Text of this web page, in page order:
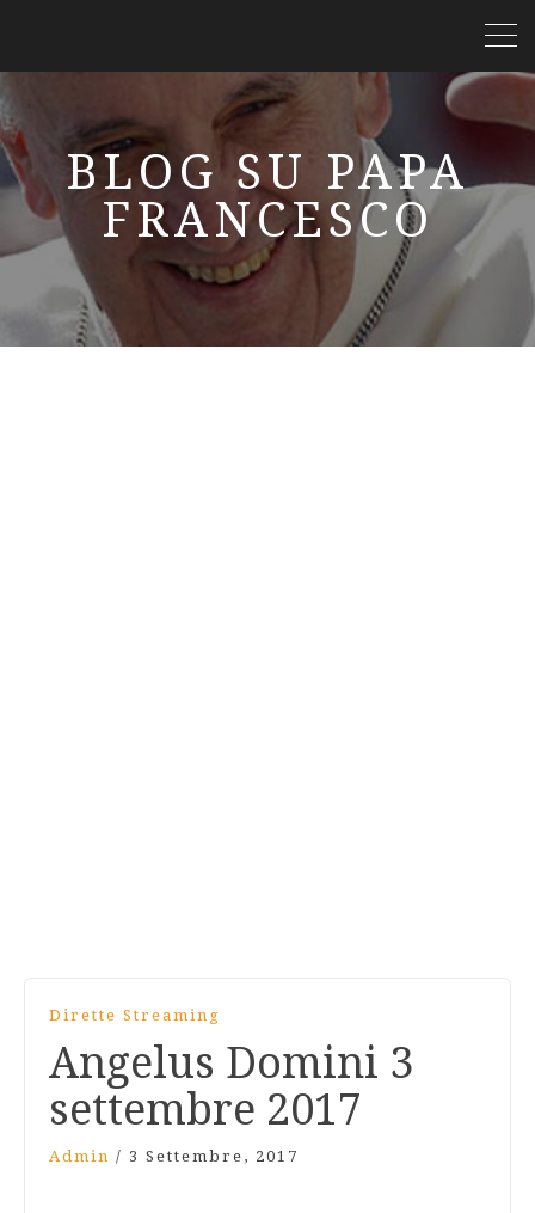
BLOG SU PAPA
FRANCESCO
Dirette Streaming
Angelus Domini 3
settembre 2017
Admin / 3 Settembre, 2017